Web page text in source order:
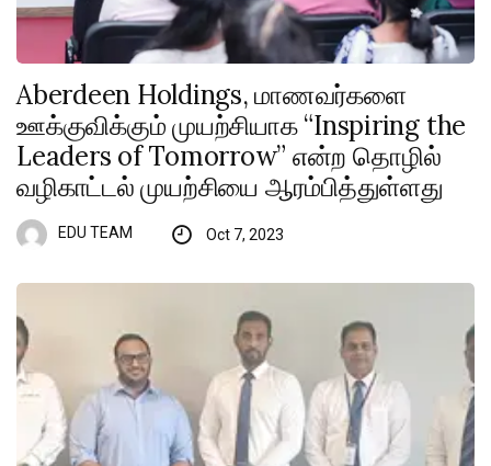
Aberdeen Holdings, மாணவர்களை
ஊக்குவிக்கும் முயற்சியாக “Inspiring the
Leaders of Tomorrow” என்ற தொழில்
வழிகாட்டல் முயற்சியை ஆரம்பித்துள்ளது
EDU TEAM Oct 7, 2023